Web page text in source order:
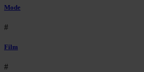
Mode
#
Film
#